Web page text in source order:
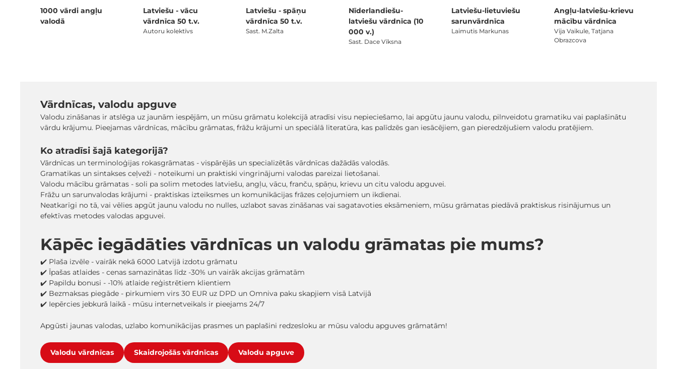
1000 vārdi angļu
valodā
Latviešu - vācu
vārdnīca 50 t.v.
Autoru kolektīvs
Latviešu - spāņu
vārdnīca 50 t.v.
Sast. M.Zalta
Nīderlandiešu-
latviešu vārdnīca (10
000 v.)
Sast. Dace Vīksna
Latviešu-lietuviešu
sarunvārdnīca
Laimutis Markunas
Angļu-latviešu-krievu
mācību vārdnīca
Vija Vaikule, Tatjana
Obrazcova
Vārdnīcas, valodu apguve
Valodu zināšanas ir atslēga uz jaunām iespējām, un mūsu grāmatu kolekcijā atradīsi visu nepieciešamo, lai apgūtu jaunu valodu, pilnveidotu gramatiku vai paplašinātu
vārdu krājumu. Pieejamas vārdnīcas, mācību grāmatas, frāžu krājumi un speciālā literatūra, kas palīdzēs gan iesācējiem, gan pieredzējušiem valodu pratējiem.
Ko atradīsi šajā kategorijā?
Vārdnīcas un terminoloģijas rokasgrāmatas - vispārējās un specializētās vārdnīcas dažādās valodās.
Gramatikas un sintakses ceļveži - noteikumi un praktiski vingrinājumi valodas pareizai lietošanai.
Valodu mācību grāmatas - soli pa solim metodes latviešu, angļu, vācu, franču, spāņu, krievu un citu valodu apguvei.
Frāžu un sarunvalodas krājumi - praktiskas izteiksmes un komunikācijas frāzes ceļojumiem un ikdienai.
Neatkarīgi no tā, vai vēlies apgūt jaunu valodu no nulles, uzlabot savas zināšanas vai sagatavoties eksāmeniem, mūsu grāmatas piedāvā praktiskus risinājumus un
efektīvas metodes valodas apguvei.
Kāpēc iegādāties vārdnīcas un valodu grāmatas pie mums?
✔️ Plaša izvēle - vairāk nekā 6000 Latvijā izdotu grāmatu
✔️ Īpašas atlaides - cenas samazinātas līdz -30% un vairāk akcijas grāmatām
✔️ Papildu bonusi - -10% atlaide reģistrētiem klientiem
✔️ Bezmaksas piegāde - pirkumiem virs 30 EUR uz DPD un Omniva paku skapjiem visā Latvijā
✔️ Iepērcies jebkurā laikā - mūsu internetveikals ir pieejams 24/7
Apgūsti jaunas valodas, uzlabo komunikācijas prasmes un paplašini redzesloku ar mūsu valodu apguves grāmatām!
Valodu vārdnīcas Skaidrojošās vārdnīcas Valodu apguve